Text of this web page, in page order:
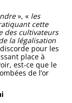
», « les
cette
des cultiva­teurs
la légalisation
pour les
place à
est-ce que le
de l’or